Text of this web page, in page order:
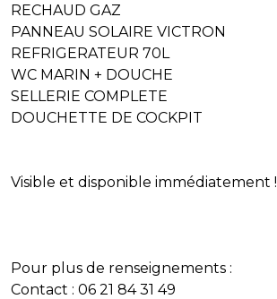
RECHAUD GAZ
PANNEAU SOLAIRE VICTRON
REFRIGERATEUR 70L
WC MARIN + DOUCHE
SELLERIE COMPLETE
DOUCHETTE DE COCKPIT
Visible et disponible immédiatement !
Pour plus de renseignements :
Contact : 06 21 84 31 49